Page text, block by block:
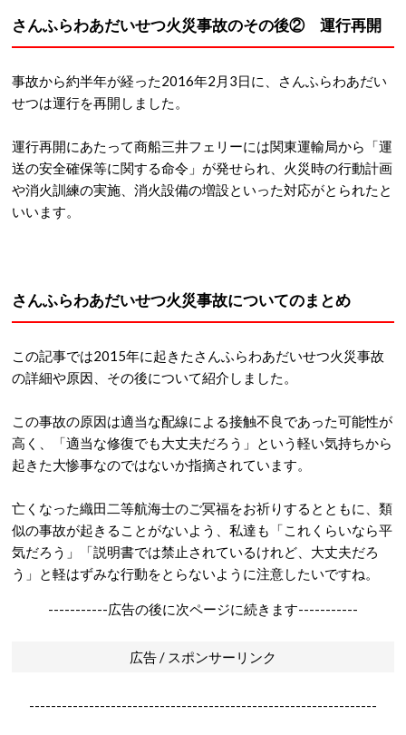
さんふらわあだいせつ火災事故のその後② 運行再開
事故から約半年が経った2016年2月3日に、さんふらわあだい
せつは運行を再開しました。
運行再開にあたって商船三井フェリーには関東運輸局から「運
送の安全確保等に関する命令」が発せられ、火災時の行動計画
や消火訓練の実施、消火設備の増設といった対応がとられたと
いいます。
さんふらわあだいせつ火災事故についてのまとめ
この記事では2015年に起きたさんふらわあだいせつ火災事故
の詳細や原因、その後について紹介しました。
この事故の原因は適当な配線による接触不良であった可能性が
高く、「適当な修復でも大丈夫だろう」という軽い気持ちから
起きた大惨事なのではないか指摘されています。
亡くなった織田二等航海士のご冥福をお祈りするとともに、類
似の事故が起きることがないよう、私達も「これくらいなら平
気だろう」「説明書では禁止されているけれど、大丈夫だろ
う」と軽はずみな行動をとらないように注意したいですね。
-----------広告の後に次ページに続きます-----------
広告 / スポンサーリンク
----------------------------------------------------------------